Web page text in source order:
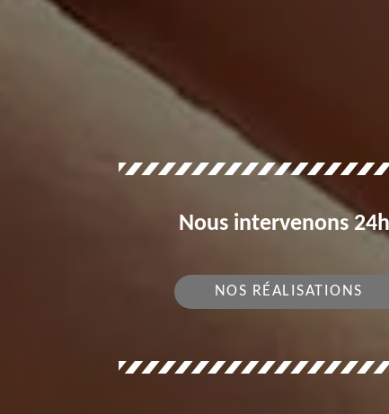
Nous intervenons
NOS RÉALISATIONS